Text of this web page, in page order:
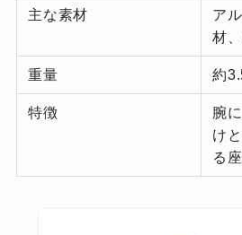
主な素材
ア
材
重量 約
特徴
腕
け
る